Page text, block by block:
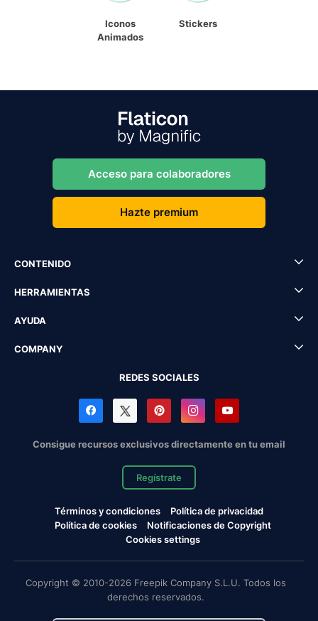
Iconos
Animados
Stickers
Acceso para colaboradores
Hazte premium
CONTENIDO
HERRAMIENTAS
AYUDA
COMPANY
REDES SOCIALES
Consigue recursos exclusivos directamente en tu email
Regístrate
Términos y condiciones
Política de privacidad
Política de cookies
Notificaciones de Copyright
Cookies settings
Copyright © 2010-2026 Freepik Company S.L.U. Todos los
derechos reservados.